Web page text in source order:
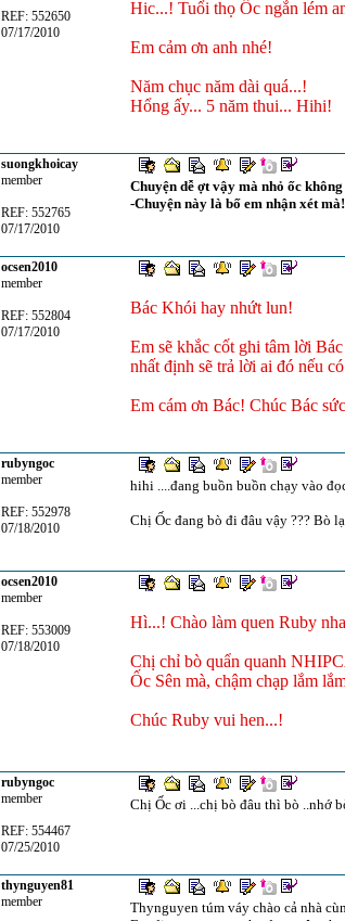
REF: 552650
07/17/2010
Hic...! Tuổi thọ Ốc ngắn lém
Em cảm ơn anh nhé!
Năm chục năm dài quá...!
Hổng ấy... 5 năm thui... Hihi!
suongkhoicay
member
REF: 552765
07/17/2010
Chuyện dễ ợt vậy mà nhỏ ốc
-Chuyện này là bố em nhận xét
ocsen2010
member
REF: 552804
07/17/2010
Bác Khói hay nhứt lun!
Em sẽ khắc cốt ghi tâm lời
nhất định sẽ trả lời ai đó nếu
Em cám ơn Bác! Chúc Bác
rubyngoc
member
REF: 552978
07/18/2010
hihi ....đang buồn buồn chạy vào
Chị Ốc đang bò đi đâu vậy ??? Bò
ocsen2010
member
REF: 553009
07/18/2010
Hì...! Chào làm quen Ruby
Chị chỉ bò quẩn quanh
Ốc Sên mà, chậm chạp lắm
Chúc Ruby vui hen...!
rubyngoc
member
REF: 554467
07/25/2010
Chị Ốc ơi ...chị bò đâu thì bò ..nhớ
thynguyen81
member
Thynguyen túm váy chào cả nhà